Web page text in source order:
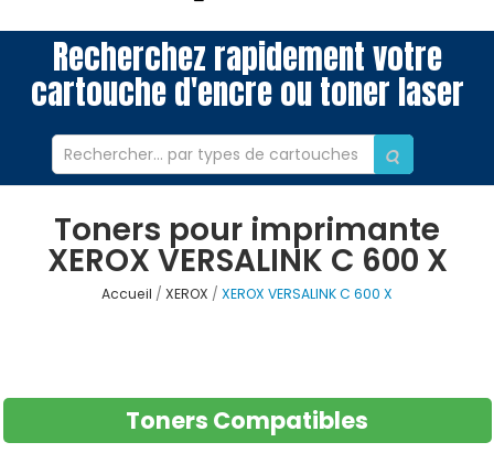
Recherchez rapidement votre
cartouche d'encre ou toner laser
Toners pour imprimante
XEROX VERSALINK C 600 X
Accueil XEROX XEROX VERSALINK C 600 X
Toners Compatibles